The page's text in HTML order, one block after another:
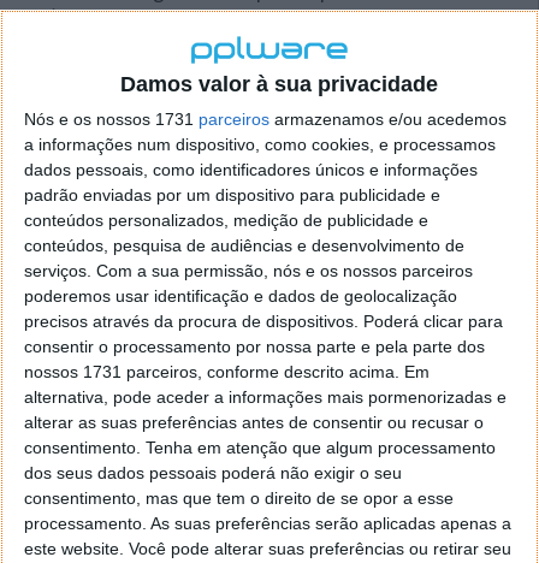
Damos valor à sua privacidade
Nós e os nossos 1731 parceiros armazenamos e/ou acedemos
a informações num dispositivo, como cookies, e processamos
dados pessoais, como identificadores únicos e informações
padrão enviadas por um dispositivo para publicidade e
conteúdos personalizados, medição de publicidade e
conteúdos, pesquisa de audiências e desenvolvimento de
serviços. Com a sua permissão, nós e os nossos parceiros
poderemos usar identificação e dados de geolocalização
precisos através da procura de dispositivos. Poderá clicar para
consentir o processamento por nossa parte e pela parte dos
nossos 1731 parceiros, conforme descrito acima. Em
alternativa, pode aceder a informações mais pormenorizadas e
alterar as suas preferências antes de consentir ou recusar o
consentimento. Tenha em atenção que algum processamento
dos seus dados pessoais poderá não exigir o seu
consentimento, mas que tem o direito de se opor a esse
processamento. As suas preferências serão aplicadas apenas a
este website. Você pode alterar suas preferências ou retirar seu
tráfego dos vossos sites.
Pode ainda ser usada para medir alterações nos sites
e novos conteúdos que sejam disponibilizados. Em
segundos podem começar a ver as visitas que essas
alterações trouxeram e se esses novos conteúdos
estão a ser visualizados.
Esta adição ao serviço Google Analytics irá torná-lo